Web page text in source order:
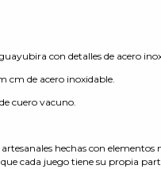
con detalles de acero
cm de acero inoxidable.
cuero vacuno.
hechas con
cada juego tiene su propia